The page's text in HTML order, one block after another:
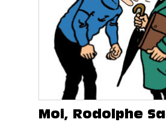
Moi, Rodolphe